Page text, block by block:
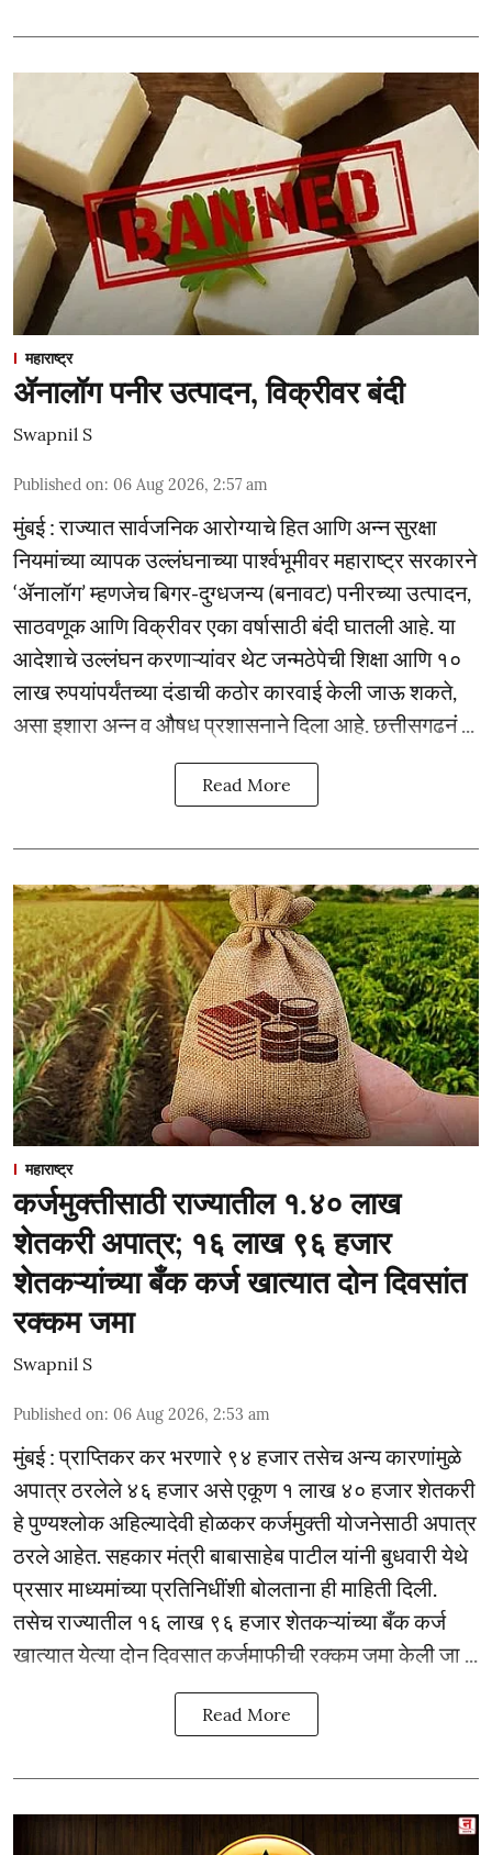
महाराष्ट्र
ॲनालॉग पनीर उत्पादन, विक्रीवर बंदी
Swapnil S
Published on: 06 Aug 2026, 2:57 am
मुंबई : राज्यात सार्वजनिक आरोग्याचे हित आणि अन्न सुरक्षा
नियमांच्या व्यापक उल्लंघनाच्या पार्श्वभूमीवर महाराष्ट्र सरकारने
‘ॲनालॉग’ म्हणजेच बिगर-दुग्धजन्य (बनावट) पनीरच्या उत्पादन,
साठवणूक आणि विक्रीवर एका वर्षासाठी बंदी घातली आहे. या
आदेशाचे उल्लंघन करणाऱ्यांवर थेट जन्मठेपेची शिक्षा आणि १०
लाख रुपयांपर्यंतच्या दंडाची कठोर कारवाई केली जाऊ शकते,
असा इशारा अन्न व औषध प्रशासनाने दिला आहे. छत्तीसगढनं ...
Read More
महाराष्ट्र
कर्जमुक्तीसाठी राज्यातील १.४० लाख
शेतकरी अपात्र; १६ लाख ९६ हजार
शेतकऱ्यांच्या बँक कर्ज खात्यात दोन दिवसांत
रक्कम जमा
Swapnil S
Published on: 06 Aug 2026, 2:53 am
मुंबई : प्राप्तिकर कर भरणारे ९४ हजार तसेच अन्य कारणांमुळे
अपात्र ठरलेले ४६ हजार असे एकूण १ लाख ४० हजार शेतकरी
हे पुण्यश्लोक अहिल्यादेवी होळकर कर्जमुक्ती योजनेसाठी अपात्र
ठरले आहेत. सहकार मंत्री बाबासाहेब पाटील यांनी बुधवारी येथे
प्रसार माध्यमांच्या प्रतिनिधींशी बोलताना ही माहिती दिली.
तसेच राज्यातील १६ लाख ९६ हजार शेतकऱ्यांच्या बँक कर्ज
खात्यात येत्या दोन दिवसात कर्जमाफीची रक्कम जमा केली जा ...
Read More